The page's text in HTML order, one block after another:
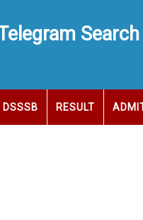
DSSSB RESULT